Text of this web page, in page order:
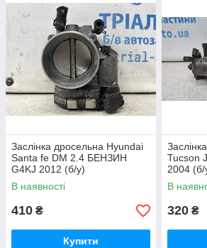
Заслінка дросельна Hyundai
Santa fe DM 2.4 БЕНЗИН
G4KJ 2012 (б/у)
В наявності
410 ₴
Купити
Tucson
2004 (б/
В
320 ₴